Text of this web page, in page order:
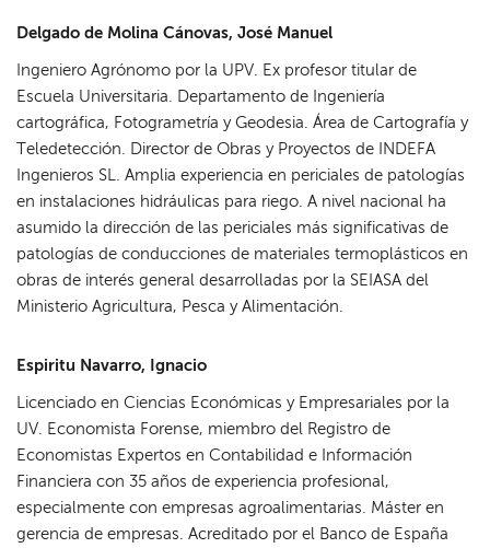
Delgado de Molina Cánovas, José Manuel
Ingeniero Agrónomo por la UPV. Ex profesor titular de
Escuela Universitaria. Departamento de Ingeniería
cartográfica, Fotogrametría y Geodesia. Área de Cartografía y
Teledetección. Director de Obras y Proyectos de INDEFA
Ingenieros SL. Amplia experiencia en periciales de patologías
en instalaciones hidráulicas para riego. A nivel nacional ha
asumido la dirección de las periciales más significativas de
patologías de conducciones de materiales termoplásticos en
obras de interés general desarrolladas por la SEIASA del
Ministerio Agricultura, Pesca y Alimentación.
Espiritu Navarro, Ignacio
Licenciado en Ciencias Económicas y Empresariales por la
UV. Economista Forense, miembro del Registro de
Economistas Expertos en Contabilidad e Información
Financiera con 35 años de experiencia profesional,
especialmente con empresas agroalimentarias. Máster en
gerencia de empresas. Acreditado por el Banco de España